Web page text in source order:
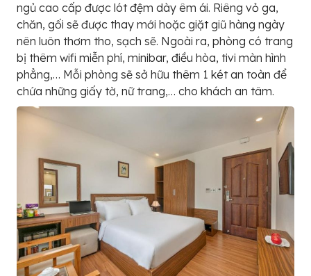
ngủ cao cấp được lót đệm dày êm ái. Riêng vỏ ga,
chăn, gối sẽ được thay mới hoặc giặt giũ hàng ngày
nên luôn thơm tho, sạch sẽ. Ngoài ra, phòng có trang
bị thêm wifi miễn phí, minibar, điều hòa, tivi màn hình
phẳng,… Mỗi phòng sẽ sở hữu thêm 1 két an toàn để
chứa những giấy tờ, nữ trang,… cho khách an tâm.